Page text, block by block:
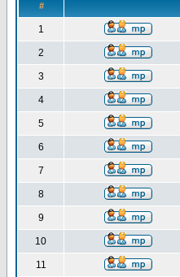
#
1
2
3
4
5
6
7
8
9
10
11